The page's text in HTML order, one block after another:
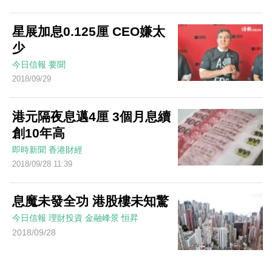
星展加息0.125厘 CEO嫌太
少
今日信報 要聞
2018/09/29
港元隔夜息邁4厘 3個月息續
創10年高
即時新聞 香港財經
2018/09/28 11:39
息魔未發全功 港股樓未知驚
今日信報 理財投資 金融峰景 恒昇
2018/09/28